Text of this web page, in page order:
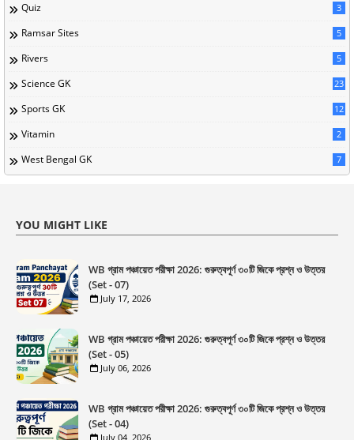
Quiz 3
Ramsar Sites 5
Rivers 5
Science GK 23
Sports GK 12
Vitamin 2
West Bengal GK 7
YOU MIGHT LIKE
WB গ্রাম পঞ্চায়েত পরীক্ষা 2026: গুরুত্বপূর্ণ ৩০টি জিকে প্রশ্ন ও উত্তর
(Set - 07)
July 17, 2026
WB গ্রাম পঞ্চায়েত পরীক্ষা 2026: গুরুত্বপূর্ণ ৩০টি জিকে প্রশ্ন ও উত্তর
(Set - 05)
July 06, 2026
WB গ্রাম পঞ্চায়েত পরীক্ষা 2026: গুরুত্বপূর্ণ ৩০টি জিকে প্রশ্ন ও উত্তর
(Set - 04)
July 04, 2026